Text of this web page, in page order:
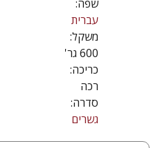
שפה:
עברית
משקל:
600 גר'
כריכה:
רכה
סדרה:
גשרים